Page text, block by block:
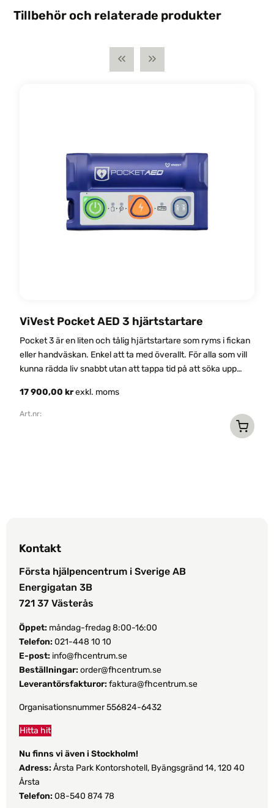
Tillbehör och relaterade produkter
ViVest Pocket AED 3 hjärtstartare
Pocket 3 är en liten och tålig hjärtstartare som ryms i fickan
eller handväskan. Enkel att ta med överallt. För alla som vill
kunna rädda liv snabbt utan att tappa tid på att söka upp
17 900,00krexkl. moms
Art.nr:
alternativen
kan
väljas
på
Kontakt
Första hjälpencentrum i Sverige AB
Energigatan 3B
721 37 Västerås
Öppet: måndag-fredag 8:00-16:00
Telefon:021-448 10 10
E-post: info@fhcentrum.se
Beställningar: order@fhcentrum.se
Leverantörsfakturor: faktura@fhcentrum.se
Organisationsnummer 556824-6432
Hitta hit
Nu finns vi även i Stockholm!
Adress: Årsta Park Kontorshotell, Byängsgränd 14, 120 40
Årsta
Telefon: 08-540 874 78